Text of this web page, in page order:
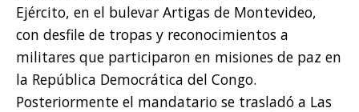
Ejército, en el bulevar Artigas de Montevideo,
con desfile de tropas y reconocimientos a
militares que participaron en misiones de paz en
la República Democrática del Congo.
Posteriormente el mandatario se trasladó a Las